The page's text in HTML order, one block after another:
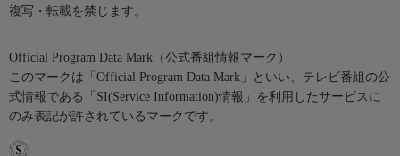
複写・転載を禁じます。
Official Program Data Mark（公式番組情報マーク）
このマークは「Official Program Data Mark」といい、テレビ番組の公
式情報である「SI(Service Information)情報」を利用したサービスに
のみ表記が許されているマークです。